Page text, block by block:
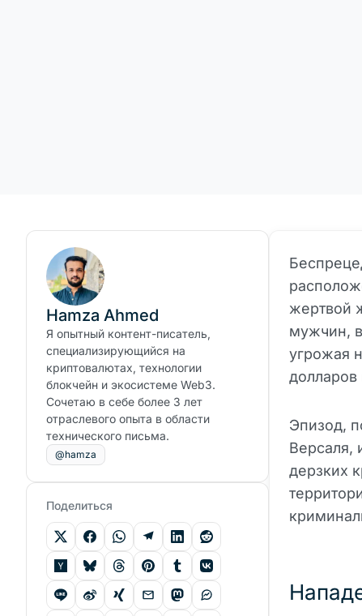
жертвой
мужчин,
угрожая
долларов
Эпизод,
Версаля,
дерзких
Hamza Ahmed
Я опытный контент-писатель,
специализирующийся на
криптовалютах, технологии
блокчейн и экосистеме Web3.
Сочетаю в себе более 3 лет
отраслевого опыта в области
технического письма.
@hamza
Поделиться